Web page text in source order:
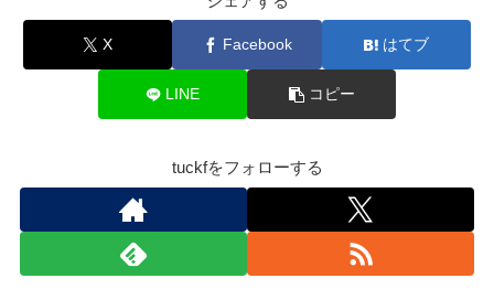
X Facebook はてブ
LINE コピー
tuckfをフォローする